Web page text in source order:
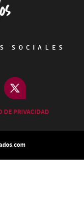
SOCIALES
DE PRIVACIDAD